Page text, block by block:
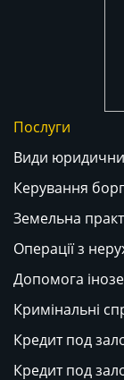
Послуги
Види
Керування
Земельна
Операції з
Допомога
Кримінальні
Кредит под
Кредит под